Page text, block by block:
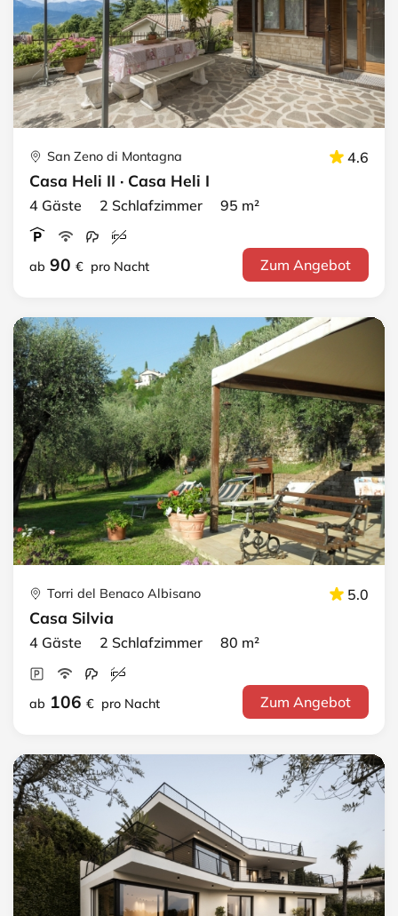
San Zeno di Montagna 4.6
Casa Heli II · Casa Heli I
4 Gäste 2 Schlafzimmer 95 m²
ab 90 € pro Nacht Zum Angebot
Torri del Benaco Albisano 5.0
Casa Silvia
4 Gäste 2 Schlafzimmer 80 m²
ab 106 € pro Nacht Zum Angebot